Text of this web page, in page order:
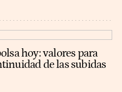
hoy: valores para
de las subidas